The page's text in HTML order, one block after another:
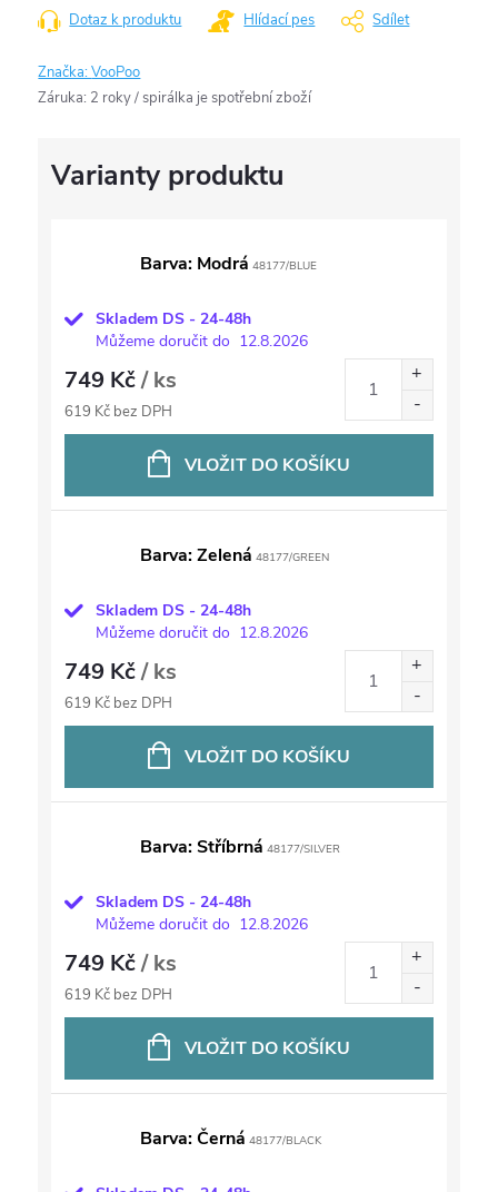
Dotaz k produktu Hlídací pes Sdílet
Značka:VooPoo
Záruka: 2 roky / spirálka je spotřební zboží
Barva: Modrá 48177/BLUE
Skladem DS - 24-48h
Můžeme doručit do 12.8.2026
749 Kč/ ks
619 Kč bez DPH
VLOŽIT DO KOŠÍKU
Barva: Zelená 48177/GREEN
Skladem DS - 24-48h
Můžeme doručit do 12.8.2026
749 Kč/ ks
619 Kč bez DPH
VLOŽIT DO KOŠÍKU
Barva: Stříbrná 48177/SILVER
Skladem DS - 24-48h
Můžeme doručit do 12.8.2026
749 Kč/ ks
619 Kč bez DPH
VLOŽIT DO KOŠÍKU
Barva: Černá 48177/BLACK